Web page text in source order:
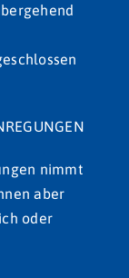
nimmt
aber
oder